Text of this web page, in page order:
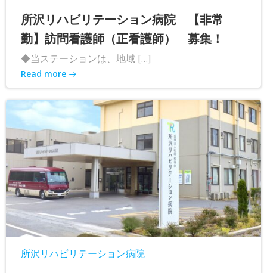
所沢リハビリテーション病院 【非常
勤】訪問看護師（正看護師） 募集！
◆当ステーションは、地域 […]
Read more
所沢リハビリテーション病院